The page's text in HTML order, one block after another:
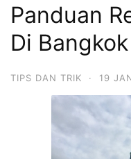
Panduan
Di
TIPS DAN TRIK · 19